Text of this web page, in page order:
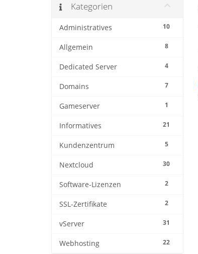
Kategorien
10
Administratives
8
Allgemein
4
Dedicated Server
7
Domains
1
Gameserver
21
Informatives
5
Kundenzentrum
30
Nextcloud
2
Software-Lizenzen
2
SSL-Zertifikate
31
vServer
22
Webhosting